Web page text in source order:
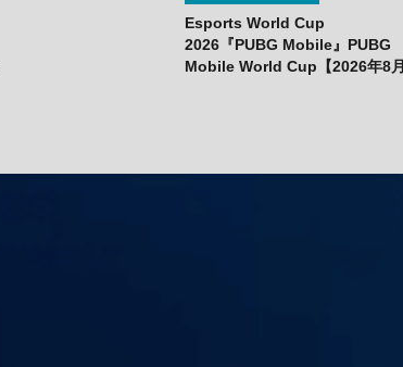
Esports World Cup
2026『PUBG Mobile』PUBG
Mobile World Cup【2026年8月